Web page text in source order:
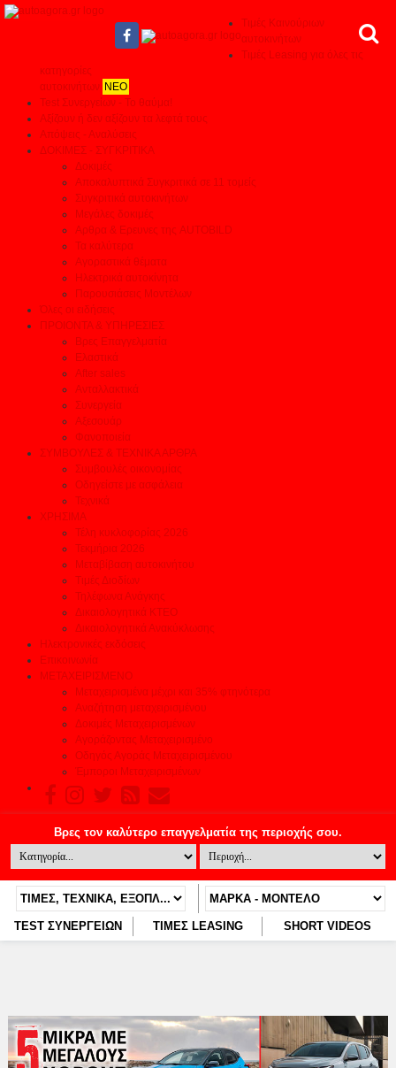
Τιμές Καινούριων
αυτοκινήτων
Τιμές Leasing για όλες τις
κατηγορίες
αυτοκινήτων ΝΕΟ
Test Συνεργείων - Το θαύμα!
Αξίζουν ή δεν αξίζουν τα λεφτά τους
Απόψεις - Αναλύσεις
ΔΟΚΙΜΕΣ - ΣΥΓΚΡΙΤΙΚΑ
Δοκιμές
Αποκαλυπτικά Συγκριτικά σε 11 τομείς
Συγκριτικά αυτοκινήτων
Μεγάλες δοκιμές
Αρθρα & Ερευνες της AUTOBILD
Τα καλύτερα
Αγοραστικά θέματα
Ηλεκτρικά αυτοκίνητα
Παρουσιάσεις Μοντέλων
Όλες οι ειδήσεις
ΠΡΟΙΟΝΤΑ & ΥΠΗΡΕΣΙΕΣ
Βρες Επαγγελματία
Ελαστικά
After sales
Ανταλλακτικά
Συνεργεία
Αξεσουάρ
Φανοποιεία
ΣΥΜΒΟΥΛΕΣ & ΤΕΧΝΙΚΑ ΑΡΘΡΑ
Συμβουλές οικονομίας
Οδηγείστε με ασφάλεια
Τεχνικά
ΧΡΗΣΙΜΑ
Τέλη κυκλοφορίας 2026
Τεκμήρια 2026
Μεταβίβαση αυτοκινήτου
Τιμές Διοδίων
Τηλέφωνα Ανάγκης
Δικαιολογητικά ΚΤΕΟ
Δικαιολογητικά Ανακύκλωσης
Ηλεκτρονικές εκδόσεις
Επικοινωνία
ΜΕΤΑΧΕΙΡΙΣΜΕΝΟ
Μεταχειρισμένα μέχρι και 35% φτηνότερα
Αναζήτηση μεταχειρισμένου
Δοκιμές Μεταχειρισμένων
Αγοράζοντας Μεταχειρισμένο
Οδηγός Αγοράς Μεταχειρισμένου
Έμποροι Μεταχειρισμένων
TEST ΣΥΝΕΡΓΕΙΩΝ ΤΙΜΕΣ LEASING SHORT VIDEOS